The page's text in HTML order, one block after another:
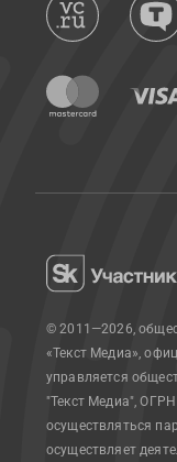
© 2011—2026,
«Текст Медиа»,
управляется
"Текст Медиа",
осуществляться
осуществляет